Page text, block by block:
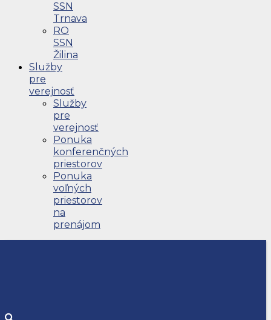
SSN
Trnava
RO
SSN
Žilina
Služby
pre
verejnosť
Služby
pre
verejnosť
Ponuka
konferenčných
priestorov
Ponuka
voľných
priestorov
na
prenájom